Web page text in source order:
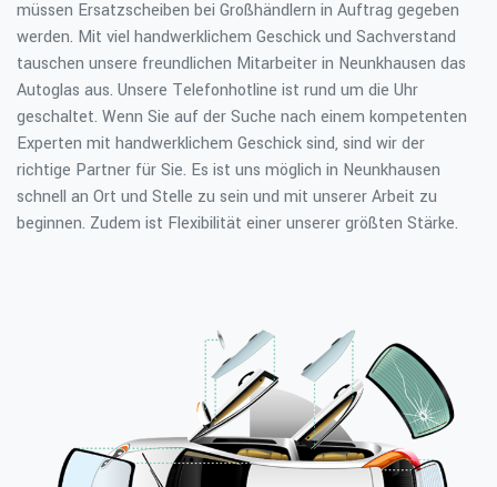
müssen Ersatzscheiben bei Großhändlern in Auftrag gegeben
werden. Mit viel handwerklichem Geschick und Sachverstand
tauschen unsere freundlichen Mitarbeiter in Neunkhausen das
Autoglas aus. Unsere Telefonhotline ist rund um die Uhr
geschaltet. Wenn Sie auf der Suche nach einem kompetenten
Experten mit handwerklichem Geschick sind, sind wir der
richtige Partner für Sie. Es ist uns möglich in Neunkhausen
schnell an Ort und Stelle zu sein und mit unserer Arbeit zu
beginnen. Zudem ist Flexibilität einer unserer größten Stärke.